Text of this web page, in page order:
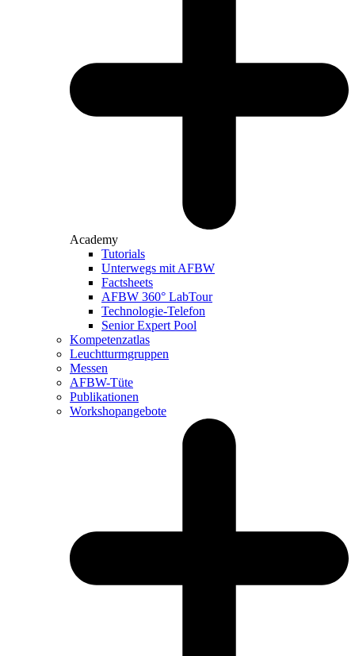
Academy
Tutorials
Unterwegs mit AFBW
Factsheets
AFBW 360° LabTour
Technologie-Telefon
Senior Expert Pool
Kompetenzatlas
Leuchtturm­gruppen
Messen
AFBW-Tüte
Publikationen
Workshopangebote